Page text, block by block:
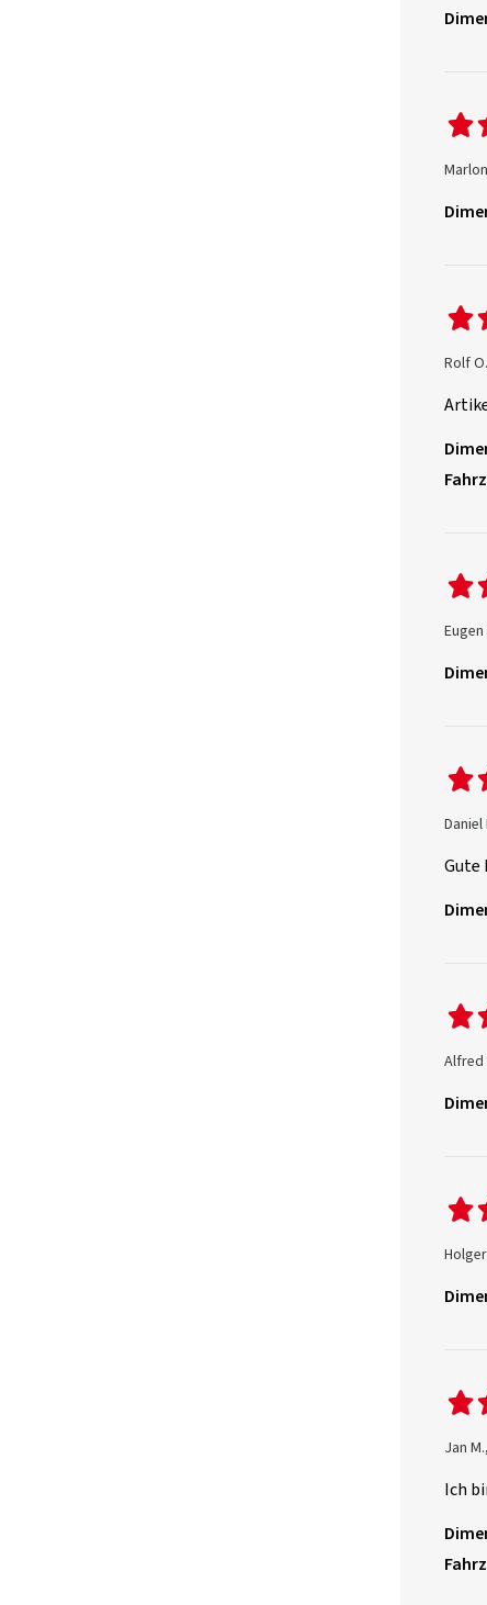
Rolf
Gute
Alfred
Jan
Ich